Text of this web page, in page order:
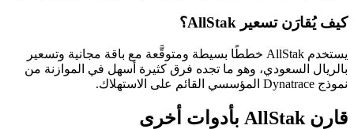
كيف يُقارَن تسعير AllStak؟
يستخدم AllStak خططًا بسيطة ومتوقَّعة مع باقة مجانية وتسعير
بالريال السعودي، وهو ما تجده فرق كثيرة أسهل في الموازنة من
نموذج Dynatrace المؤسسي القائم على الاستهلاك.
قارن AllStak بأدوات أخرى